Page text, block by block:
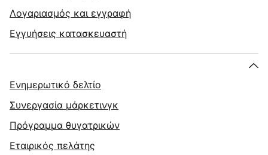
Λογαριασμός και εγγραφή
Εγγυήσεις κατασκευαστή
Ενημερωτικό δελτίο
Συνεργασία μάρκετινγκ
Πρόγραμμα θυγατρικών
Εταιρικός πελάτης